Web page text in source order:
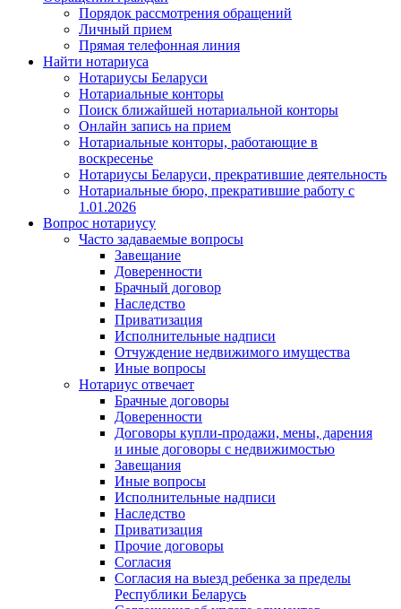
Порядок рассмотрения обращений
Личный прием
Прямая телефонная линия
Найти нотариуса
Нотариусы Беларуси
Нотариальные конторы
Поиск ближайшей нотариальной конторы
Онлайн запись на прием
Нотариальные конторы, работающие в
воскресенье
Нотариусы Беларуси, прекратившие деятельность
Нотариальные бюро, прекратившие работу с
1.01.2026
Вопрос нотариусу
Часто задаваемые вопросы
Завещание
Доверенности
Брачный договор
Наследство
Приватизация
Исполнительные надписи
Отчуждение недвижимого имущества
Иные вопросы
Нотариус отвечает
Брачные договоры
Доверенности
Договоры купли-продажи, мены, дарения
и иные договоры с недвижимостью
Завещания
Иные вопросы
Исполнительные надписи
Наследство
Приватизация
Прочие договоры
Согласия
Согласия на выезд ребенка за пределы
Республики Беларусь